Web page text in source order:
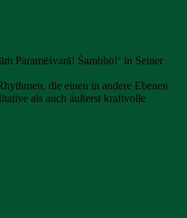
Paramēśvarā! Śambhō!‘ in Seiner
die einen in andere Ebenen
als auch äußerst kraftvolle